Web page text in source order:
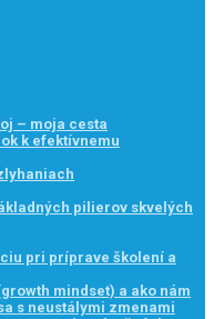
– moja cesta
k efektívnemu
pilierov skvelých
pri príprave školení a
mindset) a ako nám
s neustálymi zmenami